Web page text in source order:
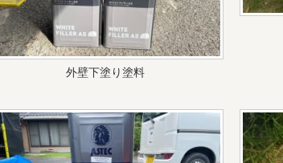
外壁下塗り塗料